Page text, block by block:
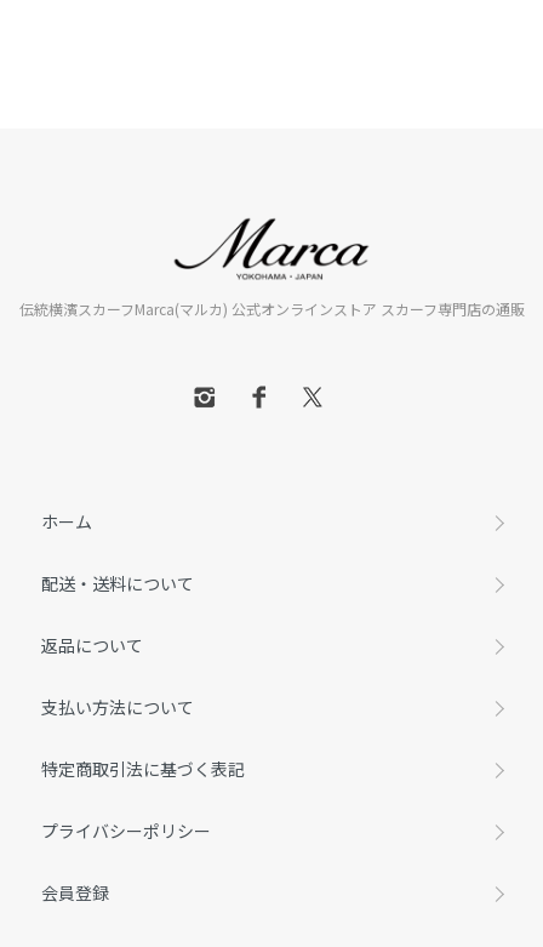
伝統横濱スカーフMarca(マルカ) 公式オンラインストア スカーフ専門店の通販
ホーム
配送・送料について
返品について
支払い方法について
特定商取引法に基づく表記
プライバシーポリシー
会員登録